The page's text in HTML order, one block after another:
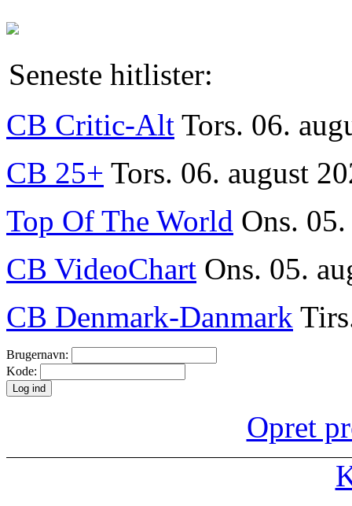
Seneste hitlister:
CB Critic-Alt Tors. 06.
CB 25+ Tors. 06. august
Top Of The World Ons.
CB VideoChart Ons. 05.
CB Denmark-Danmark
Brugernavn:
Kode:
Opret